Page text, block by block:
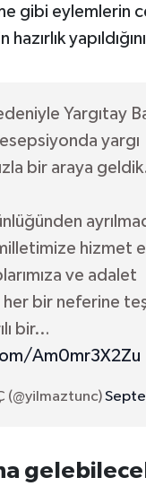
gibi eylemlerin
Yargıtay
yargı
bir araya
hizmet
ve adalet
her bir neferine
bir…
Am0mr3X2Zu
(@yilmaztunc)